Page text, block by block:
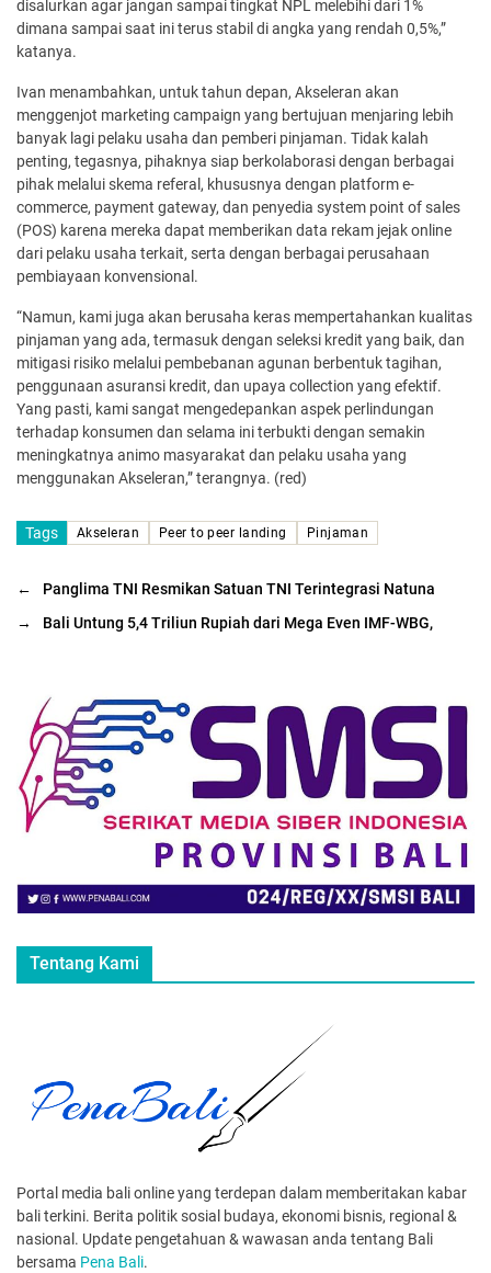
disalurkan agar jangan sampai tingkat NPL melebihi dari 1%
dimana sampai saat ini terus stabil di angka yang rendah 0,5%,”
katanya.
Ivan menambahkan, untuk tahun depan, Akseleran akan
menggenjot marketing campaign yang bertujuan menjaring lebih
banyak lagi pelaku usaha dan pemberi pinjaman. Tidak kalah
penting, tegasnya, pihaknya siap berkolaborasi dengan berbagai
pihak melalui skema referal, khususnya dengan platform e-
commerce, payment gateway, dan penyedia system point of sales
(POS) karena mereka dapat memberikan data rekam jejak online
dari pelaku usaha terkait, serta dengan berbagai perusahaan
pembiayaan konvensional.
“Namun, kami juga akan berusaha keras mempertahankan kualitas
pinjaman yang ada, termasuk dengan seleksi kredit yang baik, dan
mitigasi risiko melalui pembebanan agunan berbentuk tagihan,
penggunaan asuransi kredit, dan upaya collection yang efektif.
Yang pasti, kami sangat mengedepankan aspek perlindungan
terhadap konsumen dan selama ini terbukti dengan semakin
meningkatnya animo masyarakat dan pelaku usaha yang
menggunakan Akseleran,” terangnya. (red)
Tags Akseleran Peer to peer landing Pinjaman
←
Panglima TNI Resmikan Satuan TNI Terintegrasi Natuna
→
Bali Untung 5,4 Triliun Rupiah dari Mega Even IMF-WBG,
Tentang Kami
Portal media bali online yang terdepan dalam memberitakan kabar
bali terkini. Berita politik sosial budaya, ekonomi bisnis, regional &
nasional. Update pengetahuan & wawasan anda tentang Bali
bersama Pena Bali.